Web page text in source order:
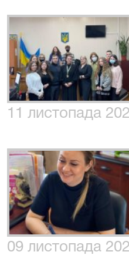
11 листопада
09 листопада